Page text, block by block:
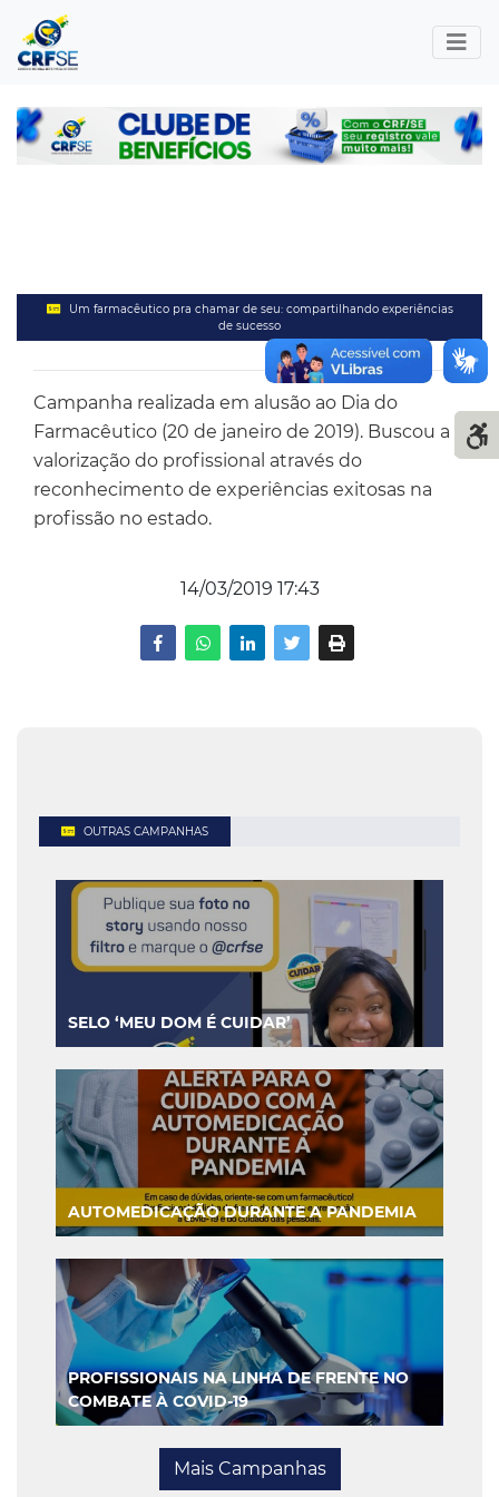
Um farmacêutico pra chamar de seu: compartilhando experiências
de sucesso
Campanha realizada em alusão ao Dia do
Farmacêutico (20 de janeiro de 2019). Buscou a
valorização do profissional através do
reconhecimento de experiências exitosas na
profissão no estado.
14/03/2019 17:43
OUTRAS CAMPANHAS
SELO ‘MEU DOM É CUIDAR’
AUTOMEDICAÇÃO DURANTE A PANDEMIA
PROFISSIONAIS NA LINHA DE FRENTE NO
COMBATE À COVID-19
Mais Campanhas